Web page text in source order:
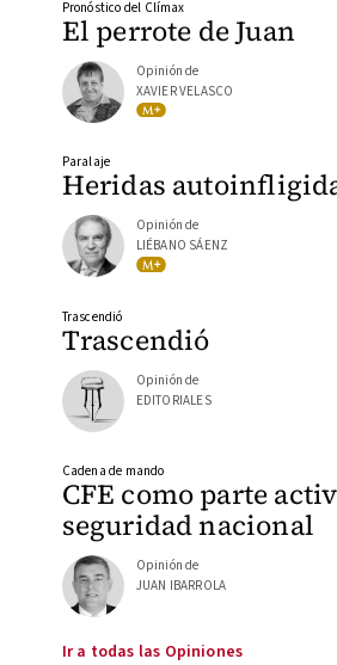
El perrote de Juan
Pronóstico del Clímax
Opinión de
XAVIER VELASCO
Heridas
Paralaje
Opinión de
LIÉBANO SÁENZ
Trascendió
Trascendió
Opinión de
EDITORIALES
CFE como parte
seguridad nacional
Cadena de mando
Opinión de
JUAN IBARROLA
Ir a todas las Opiniones